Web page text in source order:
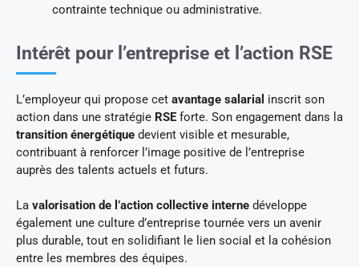
contrainte technique ou administrative.
Intérêt pour l’entreprise et l’action RSE
L’employeur qui propose cet avantage salarial inscrit son
action dans une stratégie RSEforte. Son engagement dans la
transition énergétique devient visible et mesurable,
contribuant à renforcer l’image positive de l’entreprise
auprès des talents actuels et futurs.
La valorisation de l’action collective interne développe
également une culture d’entreprise tournée vers un avenir
plus durable, tout en solidifiant le lien social et la cohésion
entre les membres des équipes.